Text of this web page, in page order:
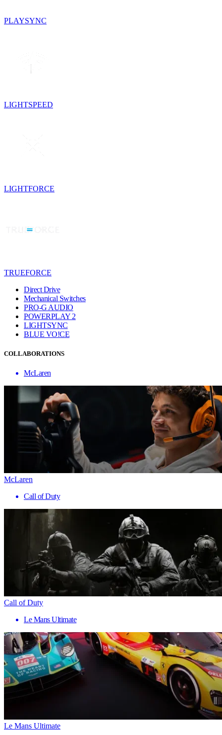
PLAYSYNC
LIGHTSPEED
LIGHTFORCE
TRUEFORCE
Direct Drive
Mechanical Switches
PRO-G AUDIO
POWERPLAY 2
LIGHTSYNC
BLUE VO!CE
COLLABORATIONS
McLaren
McLaren
Call of Duty
Call of Duty
Le Mans Ultimate
Le Mans Ultimate